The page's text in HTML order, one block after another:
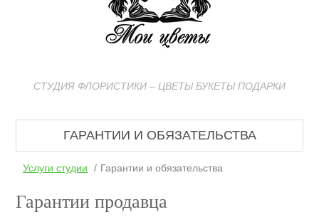
СТУДИЯ ФЛОРИСТИКИ – ЦВЕТЫ БУКЕТЫ ПОДАРКИ
ГАРАНТИИ И ОБЯЗАТЕЛЬСТВА
Услуги студии Гарантии и обязательства
Гарантии продавца